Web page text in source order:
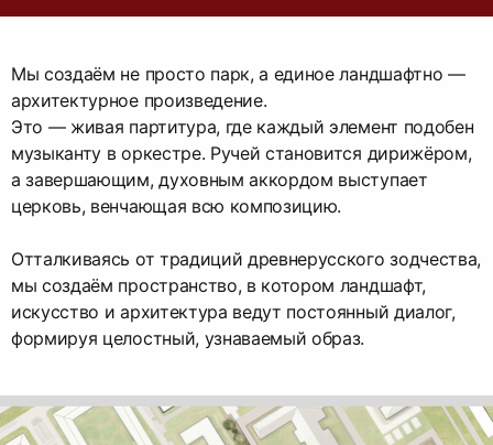
Мы создаём не просто парк, а единое ландшафтно —
архитектурное произведение.
Это — живая партитура, где каждый элемент подобен
музыканту в оркестре. Ручей становится дирижёром,
а завершающим, духовным аккордом выступает
церковь, венчающая всю композицию.
Отталкиваясь от традиций древнерусского зодчества,
мы создаём пространство, в котором ландшафт,
искусство и архитектура ведут постоянный диалог,
формируя целостный, узнаваемый образ.